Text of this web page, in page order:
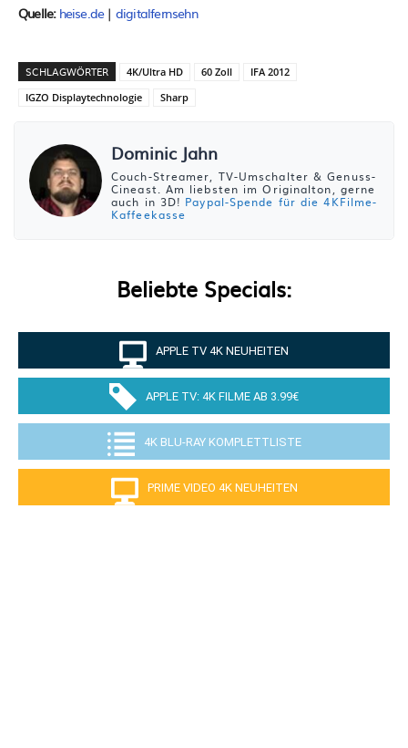
Quelle: heise.de| digitalfernsehn
SCHLAGWÖRTER 4K/Ultra HD 60 Zoll
IFA 2012
IGZO Displaytechnologie
Sharp
Dominic Jahn
Couch-Streamer, TV-Umschalter & Genuss-
Cineast. Am liebsten im Originalton, gerne
auch in 3D! Paypal-Spende für die 4KFilme-
Kaffeekasse
Beliebte Specials:
APPLE TV 4K NEUHEITEN
APPLE TV: 4K FILME AB 3.99€
4K BLU-RAY KOMPLETTLISTE
PRIME VIDEO 4K NEUHEITEN